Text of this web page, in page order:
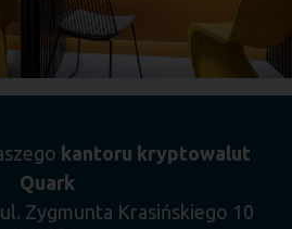
kantoru kryptowalut
Quark
Zygmunta Krasińskiego 10